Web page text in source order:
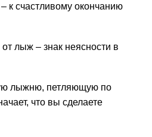
к счастливому окончанию
лыж – знак неясности в
лыжню, петляющую по
что вы сделаете